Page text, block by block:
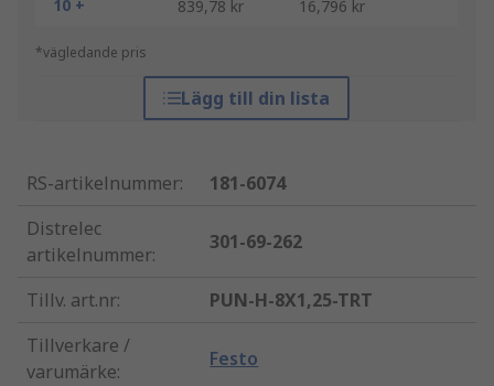
10 +
839,78 kr 16,796 kr
*vägledande pris
Lägg till din lista
RS-artikelnummer:
181-6074
Distrelec
artikelnummer:
301-69-262
Tillv. art.nr:
PUN-H-8X1,25-TRT
Tillverkare /
varumärke:
Festo